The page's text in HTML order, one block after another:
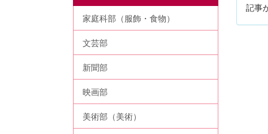
記事
家庭科部（服飾・食物）
文芸部
新聞部
映画部
美術部（美術）